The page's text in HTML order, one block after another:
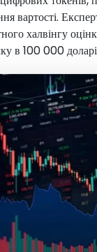
вартості.
халвінгу
в 100 000